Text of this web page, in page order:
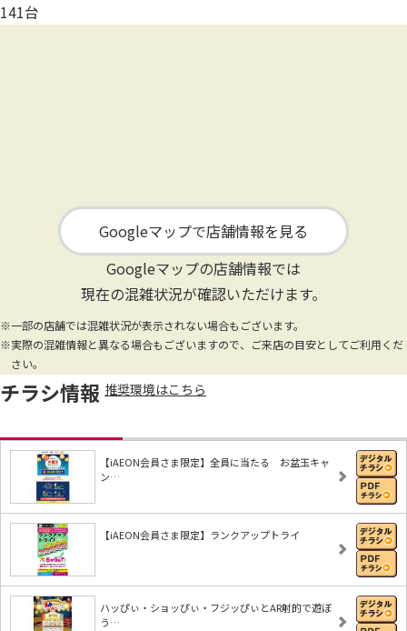
141台
Googleマップで店舗情報を見る
Googleマップの店舗情報では
現在の混雑状況が確認いただけます。
※一部の店舗では混雑状況が表示されない場合もございます。
※実際の混雑情報と異なる場合もございますので、ご来店の目安としてご利用くだ
さい。
チラシ情報 推奨環境はこちら
【iAEON会員さま限定】全員に当たる お盆玉キャ
ン…
【iAEON会員さま限定】ランクアップトライ
ハッぴぃ・ショッぴぃ・フジッぴぃとAR射的で遊ぼ
う…